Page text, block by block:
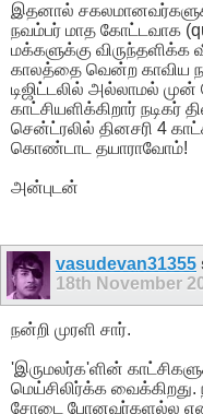
இதனால்
நவம்பர் மாத கோட்டவாக
மக்களுக்கு விருந்தளிக்க
காலத்தை வென்ற காவிய
டிஜிட்டலில் அல்லாமல்
காட்சியளிக்கிறார்
சென்ட்ரலில் தினசரி 4
கொண்டாட தயாராவோம்!
அன்புடன்
vasudevan31355
18th November
நன்றி முரளி சார்.
'இருமலர்க'ளின்
மெய்சிலிர்க்க
சோடை போனவர்களல்ல